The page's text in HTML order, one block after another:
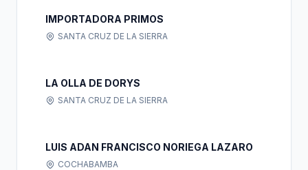
IMPORTADORA PRIMOS
SANTA CRUZ DE LA SIERRA
LA OLLA DE DORYS
SANTA CRUZ DE LA SIERRA
LUIS ADAN FRANCISCO NORIEGA LAZARO
COCHABAMBA